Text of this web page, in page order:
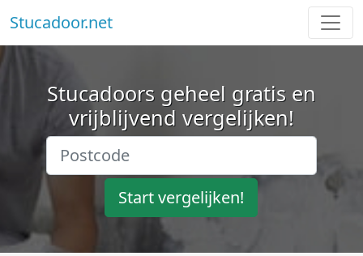
Stucadoor.net
Stucadoors geheel gratis en
vrijblijvend vergelijken!
Start vergelijken!